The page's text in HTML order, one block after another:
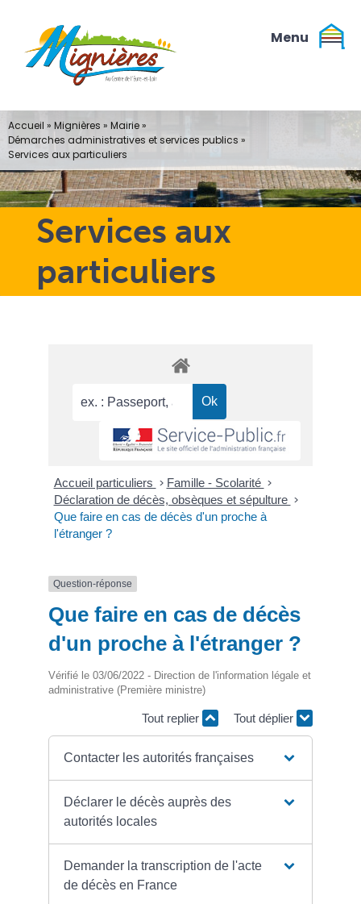
contenu
Services aux
particuliers
Accueil » Mignières » Mairie»
Démarches administratives et services publics »
Services aux particuliers
Accueil particuliers > Famille - Scolarité >
Déclaration de décès, obsèques et sépulture >
Que faire en cas de décès d'un proche à
l'étranger ?
Question-réponse
Que faire en cas de décès
d'un proche à l'étranger ?
Vérifié le 03/06/2022 - Direction de l'information légale et
administrative (Première ministre)
Tout replier Tout déplier
Contacter les autorités françaises
Déclarer le décès auprès des
autorités locales
Demander la transcription de l'acte
de décès en France